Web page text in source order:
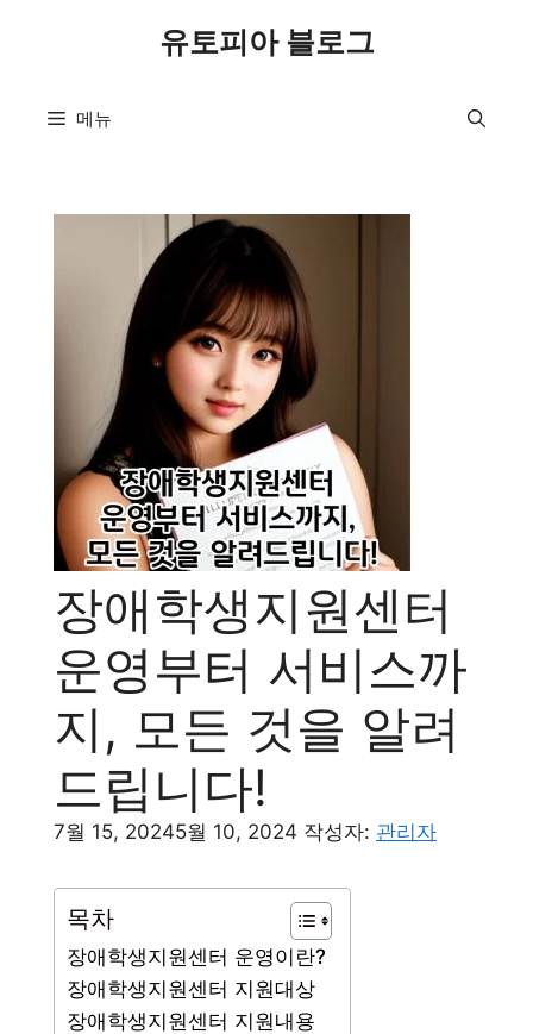
유토피아 블로그
메뉴
장애학생지원센터
운영부터 서비스까
지, 모든 것을 알려
드립니다!
7월 15, 20245월 10, 2024 작성자: 관리자
목차
장애학생지원센터 운영이란?
장애학생지원센터 지원대상
장애학생지원센터 지원내용